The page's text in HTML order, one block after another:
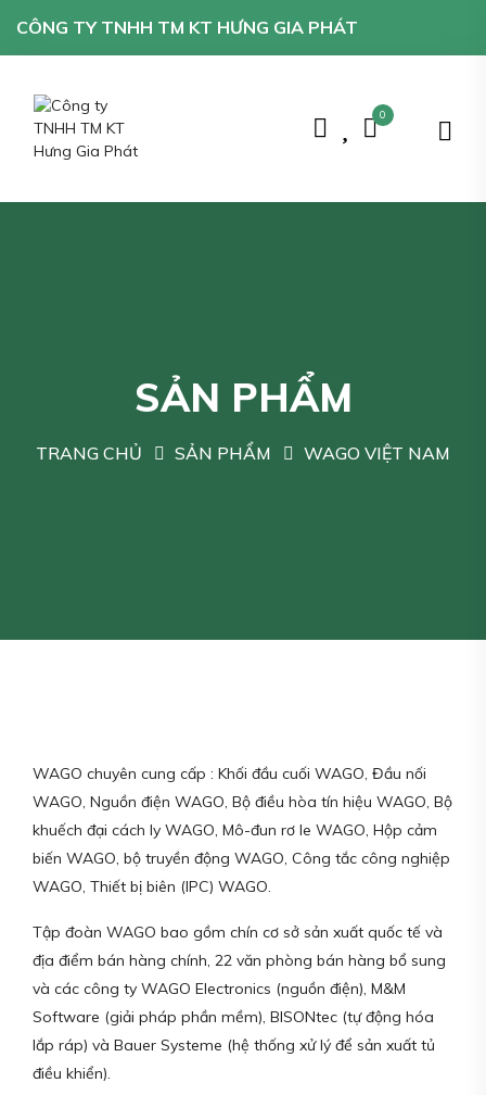
CÔNG TY TNHH TM KT HƯNG GIA PHÁT
0
SẢN PHẨM
TRANG CHỦ SẢN PHẨM WAGO VIỆT NAM
WAGO chuyên cung cấp : Khối đầu cuối WAGO, Đầu nối
WAGO, Nguồn điện WAGO, Bộ điều hòa tín hiệu WAGO, Bộ
khuếch đại cách ly WAGO, Mô-đun rơ le WAGO, Hộp cảm
biến WAGO, bộ truyền động WAGO, Công tắc công nghiệp
WAGO, Thiết bị biên (IPC) WAGO.
Tập đoàn WAGO bao gồm chín cơ sở sản xuất quốc tế và
địa điểm bán hàng chính, 22 văn phòng bán hàng bổ sung
và các công ty WAGO Electronics (nguồn điện), M&M
Software (giải pháp phần mềm), BISONtec (tự động hóa
lắp ráp) và Bauer Systeme (hệ thống xử lý để sản xuất tủ
điều khiển).